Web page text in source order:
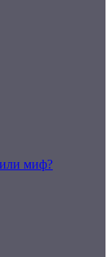
миф?